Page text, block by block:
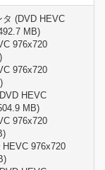
(DVD HEVC
MB)
976x720
976x720
HEVC
MB)
976x720
976x720